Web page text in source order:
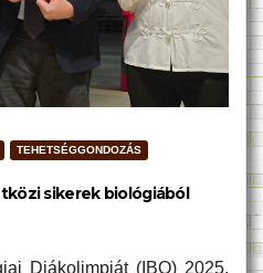
TEHETSÉGGONDOZÁS
sikerek biológiából
Diákolimpiát (IBO) 2025.